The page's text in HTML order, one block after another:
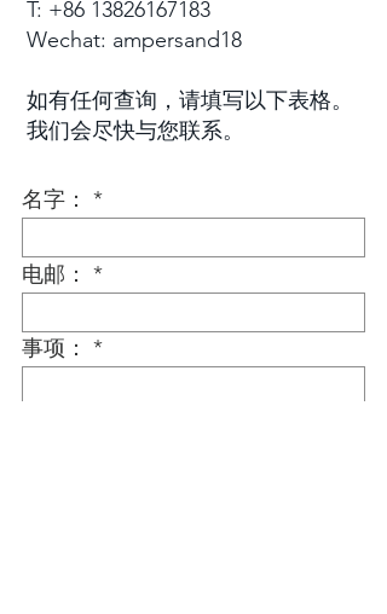
T: +86 13826167183
Wechat: ampersand18
如有任何查询，请填写以下表格。
我们会尽快与您联系。
名字：
电邮：
事项：